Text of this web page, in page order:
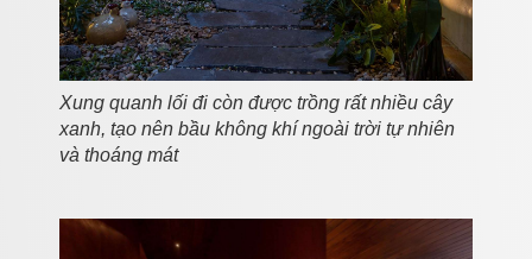
Xung quanh lối đi còn được trồng rất nhiều cây
xanh, tạo nên bầu không khí ngoài trời tự nhiên
và thoáng mát